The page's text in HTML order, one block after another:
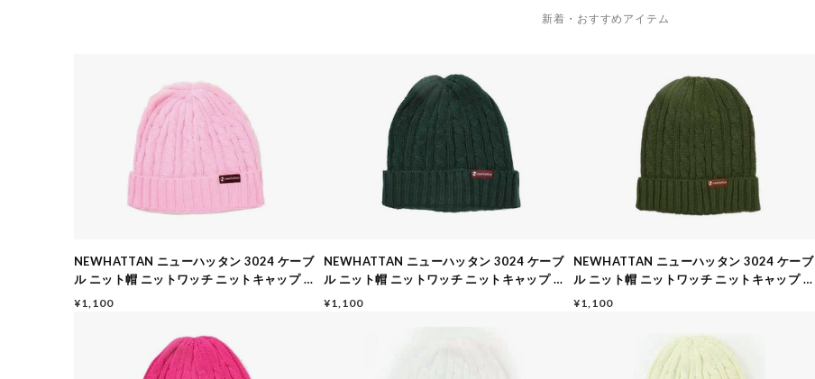
新着・おすすめアイテム
NEWHATTAN ニューハッタン 3024 ケーブ
ル ニット帽 ニットワッチ ニットキャップ メ
ンズ レディース ライトピンク
¥1,100
NEWHATTAN ニューハッタン 3024 ケーブ
ル ニット帽 ニットワッチ ニットキャップ メ
ンズ レディース ダークグリーン
¥1,100
NEWHATTAN ニューハッタン 3024 ケーブ
ル ニット帽 ニットワッチ ニットキャップ メ
ンズ レディース オリーブ
¥1,100